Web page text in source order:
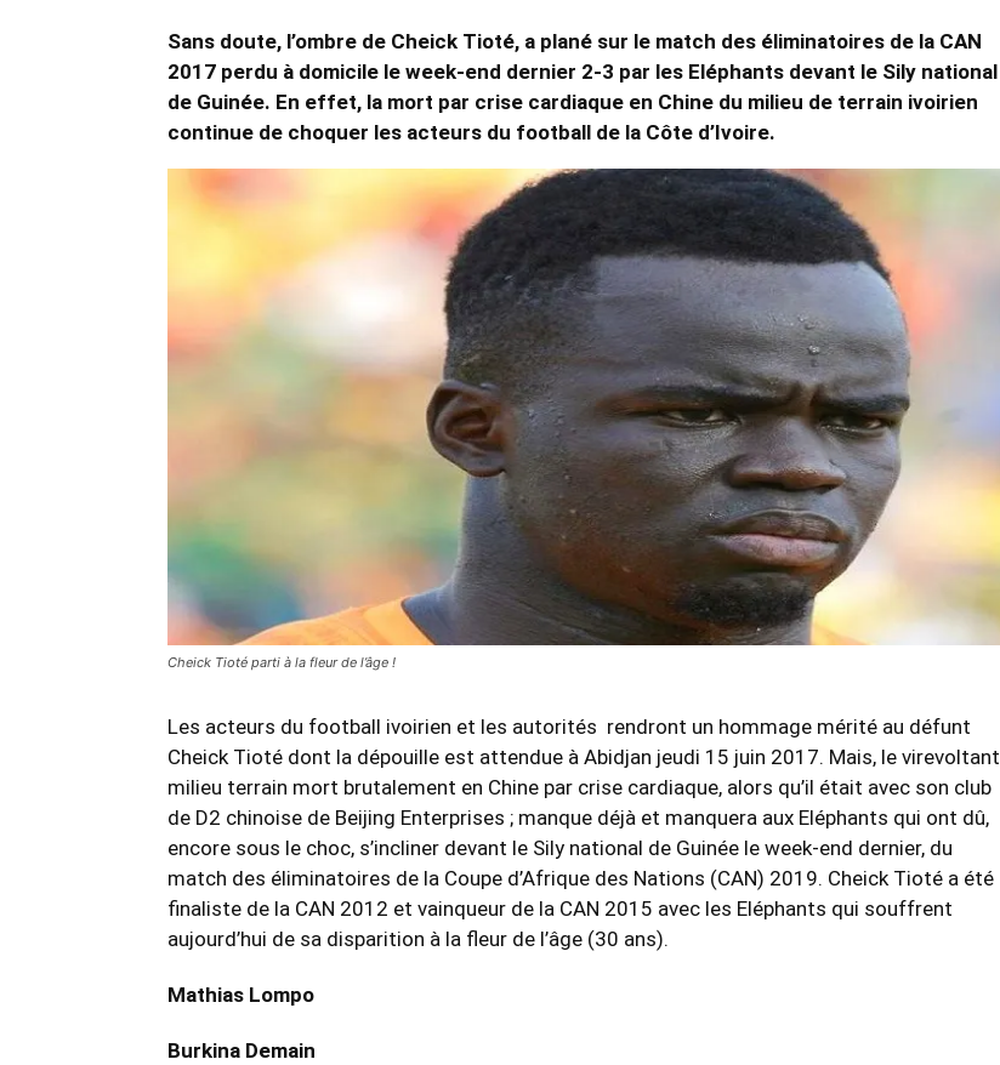
Sans doute, l’ombre de Cheick Tioté, a plané sur le match des éliminatoires de la CAN
2017 perdu à domicile le week-end dernier 2-3 par les Eléphants devant le Sily national
de Guinée. En effet, la mort par crise cardiaque en Chine du milieu de terrain ivoirien
continue de choquer les acteurs du football de la Côte d’Ivoire.
Cheick Tioté parti à la fleur de l’âge !
Les acteurs du football ivoirien et les autorités rendront un hommage mérité au défunt
Cheick Tioté dont la dépouille est attendue à Abidjan jeudi 15 juin 2017. Mais, le virevoltant
milieu terrain mort brutalement en Chine par crise cardiaque, alors qu’il était avec son club
de D2 chinoise de Beijing Enterprises ; manque déjà et manquera aux Eléphants qui ont dû,
encore sous le choc, s’incliner devant le Sily national de Guinée le week-end dernier, du
match des éliminatoires de la Coupe d’Afrique des Nations (CAN) 2019. Cheick Tioté a été
finaliste de la CAN 2012 et vainqueur de la CAN 2015 avec les Eléphants qui souffrent
aujourd’hui de sa disparition à la fleur de l’âge (30 ans).
Mathias Lompo
Burkina Demain